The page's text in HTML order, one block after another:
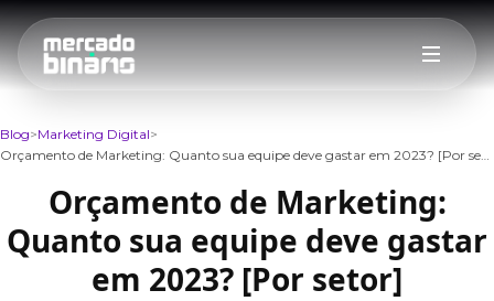
Blog Marketing Digital
Orçamento de Marketing: Quanto sua equipe deve gastar em 2023? [Por setor]
Orçamento de Marketing:
Quanto sua equipe deve gastar
em 2023? [Por setor]